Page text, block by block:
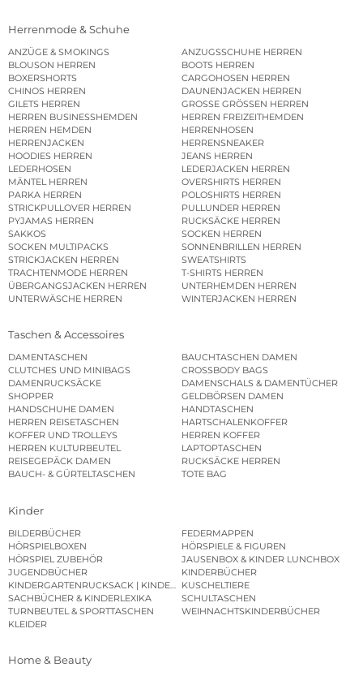
Herrenmode & Schuhe
ANZÜGE & SMOKINGS
ANZUGSSCHUHE HERREN
BLOUSON HERREN
BOOTS HERREN
BOXERSHORTS
CARGOHOSEN HERREN
CHINOS HERREN
DAUNENJACKEN HERREN
GILETS HERREN
GROSSE GRÖSSEN HERREN
HERREN BUSINESSHEMDEN
HERREN FREIZEITHEMDEN
HERREN HEMDEN
HERRENHOSEN
HERRENJACKEN
HERRENSNEAKER
HOODIES HERREN
JEANS HERREN
LEDERHOSEN
LEDERJACKEN HERREN
MÄNTEL HERREN
OVERSHIRTS HERREN
PARKA HERREN
POLOSHIRTS HERREN
STRICKPULLOVER HERREN
PULLUNDER HERREN
PYJAMAS HERREN
RUCKSÄCKE HERREN
SAKKOS
SOCKEN HERREN
SOCKEN MULTIPACKS
SONNENBRILLEN HERREN
STRICKJACKEN HERREN
SWEATSHIRTS
TRACHTENMODE HERREN
T-SHIRTS HERREN
ÜBERGANGSJACKEN HERREN
UNTERHEMDEN HERREN
UNTERWÄSCHE HERREN
WINTERJACKEN HERREN
Taschen & Accessoires
DAMENTASCHEN
BAUCHTASCHEN DAMEN
CLUTCHES UND MINIBAGS
CROSSBODY BAGS
DAMENRUCKSÄCKE
DAMENSCHALS & DAMENTÜCHER
SHOPPER
GELDBÖRSEN DAMEN
HANDSCHUHE DAMEN
HANDTASCHEN
HERREN REISETASCHEN
HARTSCHALENKOFFER
KOFFER UND TROLLEYS
HERREN KOFFER
HERREN KULTURBEUTEL
LAPTOPTASCHEN
REISEGEPÄCK DAMEN
RUCKSÄCKE HERREN
BAUCH- & GÜRTELTASCHEN
TOTE BAG
Kinder
BILDERBÜCHER
FEDERMAPPEN
HÖRSPIELBOXEN
HÖRSPIELE & FIGUREN
HÖRSPIEL ZUBEHÖR
JAUSENBOX & KINDER LUNCHBOX
JUGENDBÜCHER
KINDERBÜCHER
KINDERGARTENRUCKSACK | KINDERGARTENBEUTEL
KUSCHELTIERE
SACHBÜCHER & KINDERLEXIKA
SCHULTASCHEN
TURNBEUTEL & SPORTTASCHEN
WEIHNACHTSKINDERBÜCHER
KLEIDER
Home & Beauty